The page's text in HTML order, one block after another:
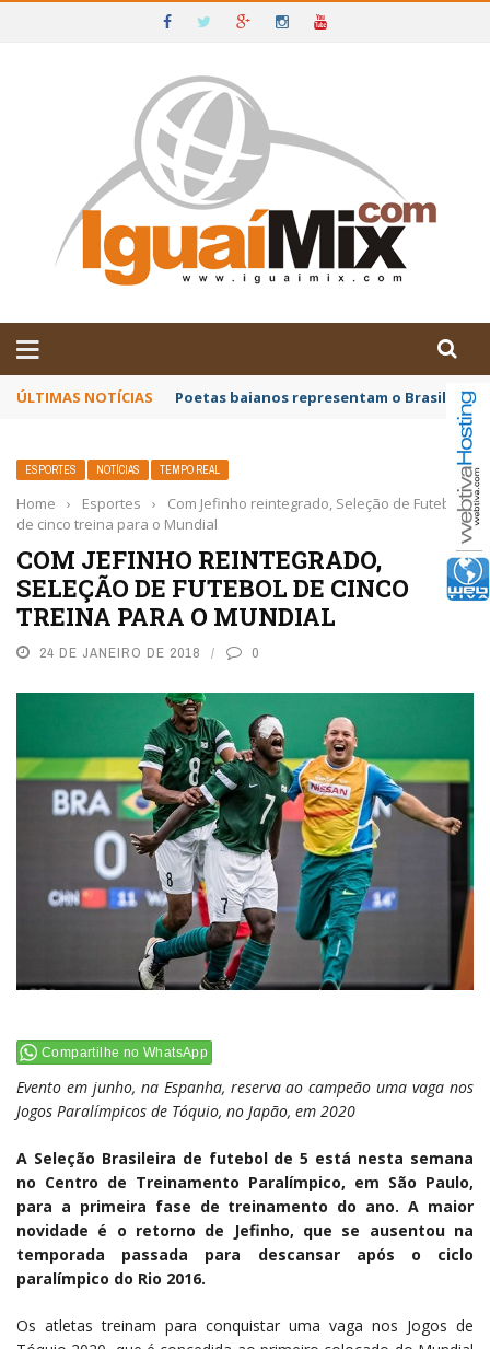
IGUAÍ E SUDOESTE DA BAHIA
ÚLTIMAS NOTÍCIAS Gabriel Lopes Pontes é o escritor
ESPORTES NOTÍCIAS TEMPO REAL
Home › Esportes ›
Com Jefinho reintegrado, Seleção de Futebol
de cinco treina para o Mundial
COM JEFINHO REINTEGRADO,
SELEÇÃO DE FUTEBOL DE CINCO
TREINA PARA O MUNDIAL
24 DE JANEIRO DE 2018 0
Compartilhe no WhatsApp
Evento em junho, na Espanha, reserva ao campeão uma vaga nos
Jogos Paralímpicos de Tóquio, no Japão, em 2020
A Seleção Brasileira de futebol de 5 está nesta semana
no Centro de Treinamento Paralímpico, em São Paulo,
para a primeira fase de treinamento do ano. A maior
novidade é o retorno de Jefinho, que se ausentou na
temporada passada para descansar após o ciclo
paralímpico do Rio 2016.
Os atletas treinam para conquistar uma vaga nos Jogos de